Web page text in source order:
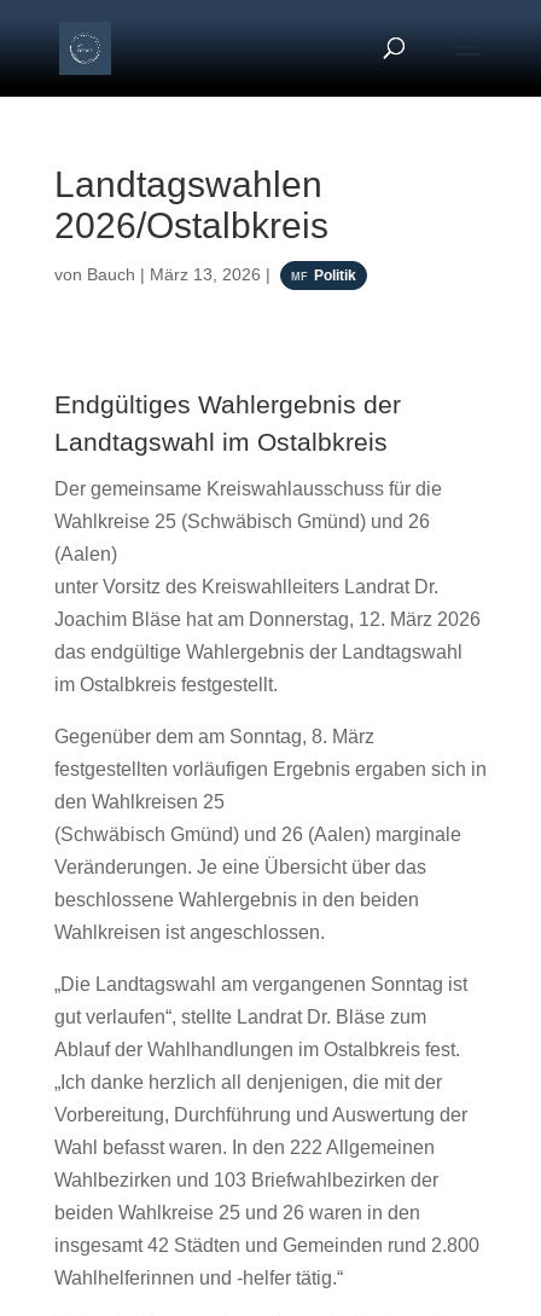
Landtagswahlen
2026/Ostalbkreis
von Bauch | März 13, 2026 | Politik
Endgültiges Wahlergebnis der
Landtagswahl im Ostalbkreis
Der gemeinsame Kreiswahlausschuss für die
Wahlkreise 25 (Schwäbisch Gmünd) und 26
(Aalen)
unter Vorsitz des Kreiswahlleiters Landrat Dr.
Joachim Bläse hat am Donnerstag, 12. März 2026
das endgültige Wahlergebnis der Landtagswahl
im Ostalbkreis festgestellt.
Gegenüber dem am Sonntag, 8. März
festgestellten vorläufigen Ergebnis ergaben sich in
den Wahlkreisen 25
(Schwäbisch Gmünd) und 26 (Aalen) marginale
Veränderungen. Je eine Übersicht über das
beschlossene Wahlergebnis in den beiden
Wahlkreisen ist angeschlossen.
„Die Landtagswahl am vergangenen Sonntag ist
gut verlaufen“, stellte Landrat Dr. Bläse zum
Ablauf der Wahlhandlungen im Ostalbkreis fest.
„Ich danke herzlich all denjenigen, die mit der
Vorbereitung, Durchführung und Auswertung der
Wahl befasst waren. In den 222 Allgemeinen
Wahlbezirken und 103 Briefwahlbezirken der
beiden Wahlkreise 25 und 26 waren in den
insgesamt 42 Städten und Gemeinden rund 2.800
Wahlhelferinnen und -helfer tätig.“